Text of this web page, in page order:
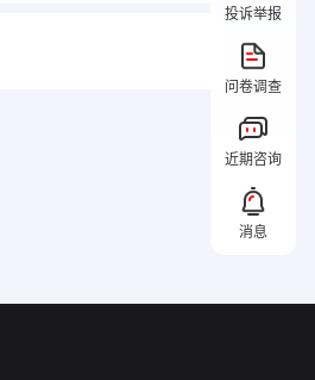
投诉举报
问卷调查
近期咨询
消息